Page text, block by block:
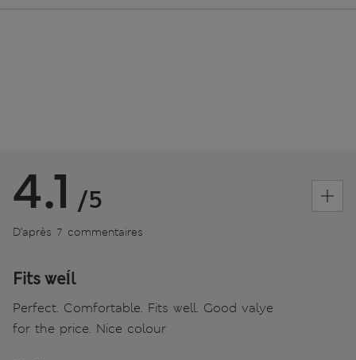
4.1 /5
D’après 7 commentaires
Fits weĺl
Perfect. Comfortable. Fits well. Good valye
for the price. Nice colour